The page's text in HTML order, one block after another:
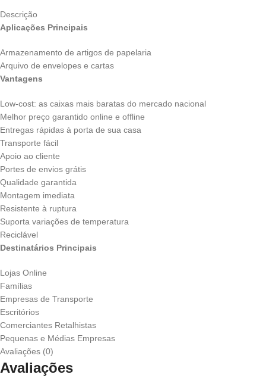
Descrição
Aplicações Principais
Armazenamento de artigos de papelaria
Arquivo de envelopes e cartas
Vantagens
Low-cost: as caixas mais baratas do mercado nacional
Melhor preço garantido online e offline
Entregas rápidas à porta de sua casa
Transporte fácil
Apoio ao cliente
Portes de envios grátis
Qualidade garantida
Montagem imediata
Resistente à ruptura
Suporta variações de temperatura
Reciclável
Destinatários Principais
Lojas Online
Famílias
Empresas de Transporte
Escritórios
Comerciantes Retalhistas
Pequenas e Médias Empresas
Avaliações (0)
Avaliações